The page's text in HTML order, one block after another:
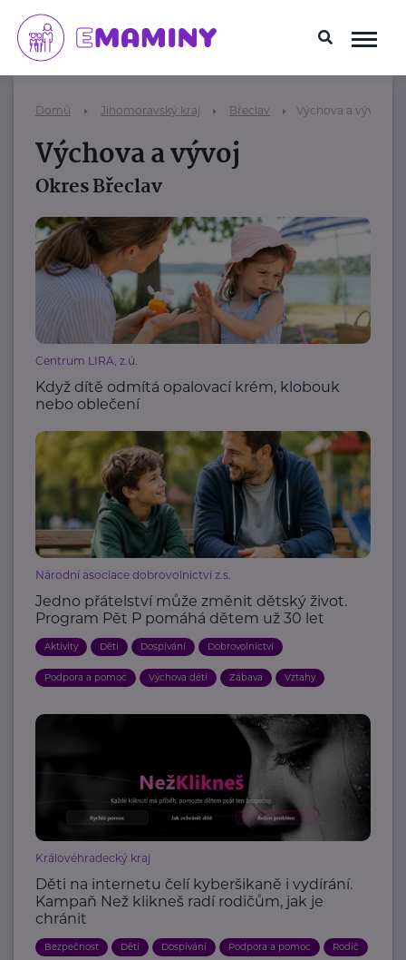
Domů Jihomoravský kraj Břeclav Výchova a vývoj
Výchova a vývoj
Okres Břeclav
Centrum LIRA, z.ú.
Když dítě odmítá opalovací krém, klobouk
nebo oblečení
Národní asociace dobrovolnictví z.s.
Jedno přátelství může změnit dětský život.
Program Pět P pomáhá dětem už 30 let
Aktivity Děti Dospívání Dobrovolnictví
Podpora a pomoc Výchova dětí Zábava Vztahy
Královéhradecký kraj
Děti na internetu čelí kyberšikaně i vydírání.
Kampaň Než klikneš radí rodičům, jak je
chránit
Bezpečnost Děti Dospívání Podpora a pomoc Rodič